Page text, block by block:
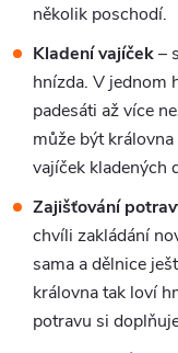
několik poschodí.
Kladení vajíček–
hnízda. V jednom
padesáti až více
může být
vajíček kladených
Zajišťování
chvíli zakládání
sama a dělnice
královna tak loví
potravu si